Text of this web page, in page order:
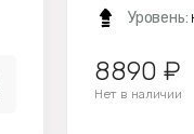
Уровень:
8890 ₽
Нет в наличии